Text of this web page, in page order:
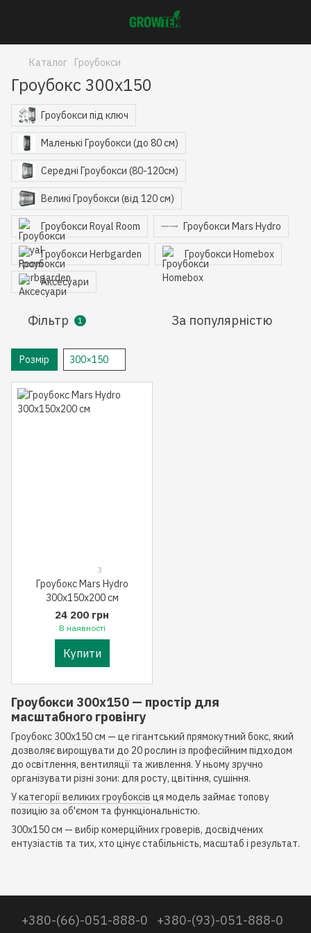
Каталог Гроубокси
Гроубокс 300x150
Гроубокси під ключ
Маленькі Гроубокси (до 80 см)
Середні Гроубокси (80-120см)
Великі Гроубокси (від 120 см)
Гроубокси Royal Room Гроубокси Mars Hydro
Гроубокси Herbgarden Гроубокси Homebox
Аксесуари
Фільтр 1 За популярністю
Розмір 300×150
3
Гроубокс Mars Hydro
300x150x200 см
24 200 грн
В наявності
Купити
Гроубокси 300x150 — простір для
масштабного гровінгу
Гроубокс 300x150 см — це гігантський прямокутний бокс, який
дозволяє вирощувати до 20 рослин із професійним підходом
до освітлення, вентиляції та живлення. У ньому зручно
організувати різні зони: для росту, цвітіння, сушіння.
Укатегорії великих гроубоксів ця модель займає топову
позицію за об'ємом та функціональністю.
300x150 см — вибір комерційних гроверів, досвідчених
ентузіастів та тих, хто цінує стабільність, масштаб і результат.
+380-(66)-051-888-0 +380-(93)-051-888-0